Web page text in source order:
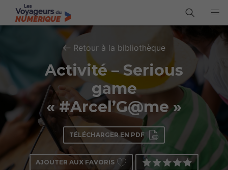
Retour à la bibliothèque
Activité – Serious
game
« #Arcel’G@me »
TÉLÉCHARGER EN PDF
AJOUTER AUX FAVORIS